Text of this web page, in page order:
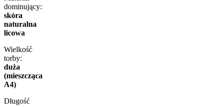
dominujący:
skóra
naturalna
licowa
Wielkość
torby:
duża
(mieszcząca
A4)
Długość